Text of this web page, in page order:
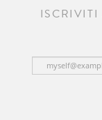
ISCRIVITI